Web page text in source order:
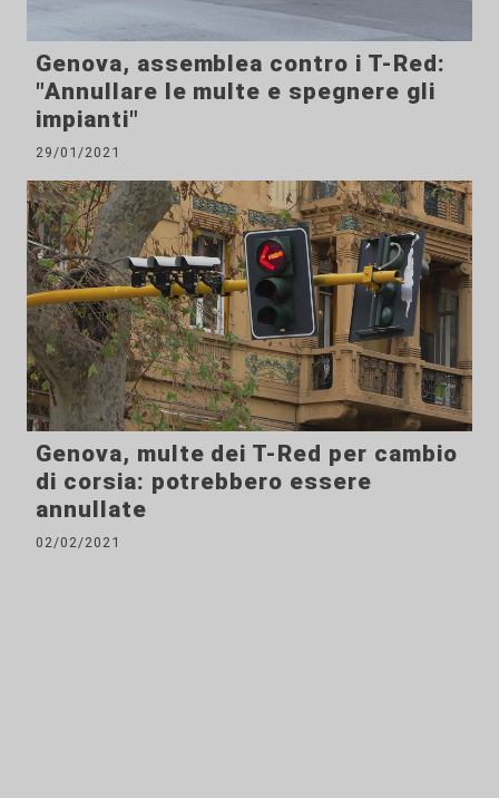
Genova, assemblea contro i T-Red:
"Annullare le multe e spegnere gli
impianti"
29/01/2021
Genova, multe dei T-Red per cambio
di corsia: potrebbero essere
annullate
02/02/2021